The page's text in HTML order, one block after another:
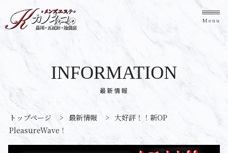
Menu
最新情報
INFORMATION
トップページ > 最新情報 > 大好評！！新OP
PleasureWave！